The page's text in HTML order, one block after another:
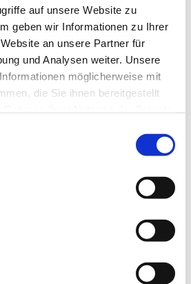
auf unsere Website zu
geben wir Informationen zu Ihrer
an unsere Partner für
und Analysen weiter. Unsere
möglicherweise mit
die Sie ihnen bereitgestellt
Sie auch